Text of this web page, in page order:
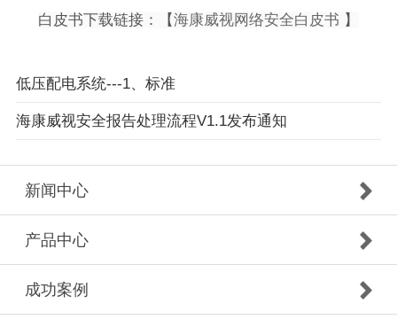
白皮书下载链接：【海康威视网络安全白皮书 】
低压配电系统---1、标准
海康威视安全报告处理流程V1.1发布通知
新闻中心
产品中心
成功案例